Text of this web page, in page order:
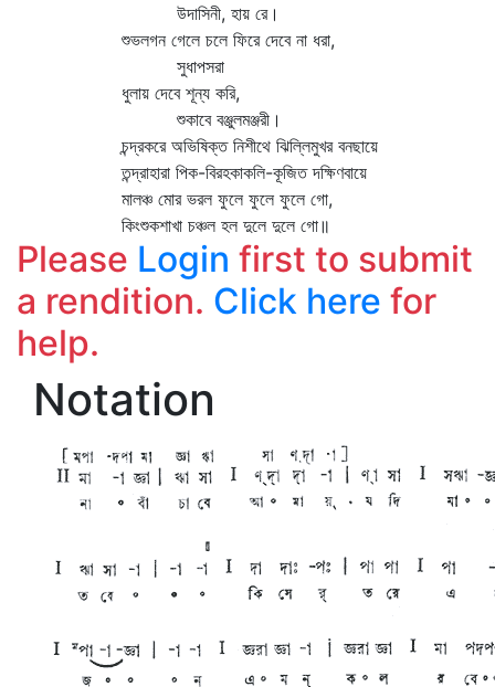
উদাসিনী, হায় রে।
শুভলগন গেলে চলে ফিরে দেবে না ধরা,
সুধাপসরা
ধুলায় দেবে শূন্য করি,
শুকাবে বঞ্জুলমঞ্জরী।
চন্দ্রকরে অভিষিক্ত নিশীথে ঝিল্লিমুখর বনছায়ে
তন্দ্রাহারা পিক-বিরহকাকলি-কূজিত দক্ষিণবায়ে
মালঞ্চ মোর ভরল ফুলে ফুলে ফুলে গো,
কিংশুকশাখা চঞ্চল হল দুলে দুলে গো॥
Please Login first to submit
a rendition. Click here for
help.
Notation